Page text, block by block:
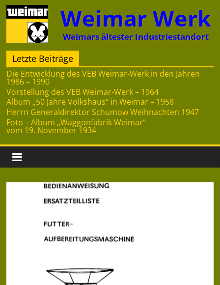
Zum
Inhalt
springen
Weimar Werk
Weimars ältester Industriestandort
Letzte Beiträge
Die Entwicklung des VEB Weimar-Werk in den Jahren
1986 – 1990
Vorstellung des VEB Weimar-Werk – 1964
Album „50 Jahre Volkshaus“ in Weimar – 1958
Herrn Generaldirektor Schumow Weihnachten 1947
Foto – Album „Waggonfabrik Weimar“
vom 19. November 1934